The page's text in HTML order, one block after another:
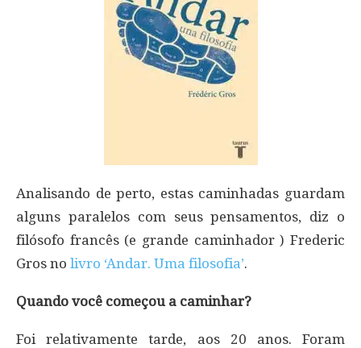
Analisando de perto, estas caminhadas guardam
alguns paralelos com seus pensamentos, diz o
filósofo francês (e grande caminhador ) Frederic
Gros no livro ‘Andar. Uma filosofia’.
Quando você começou a caminhar?
Foi relativamente tarde, aos 20 anos. Foram